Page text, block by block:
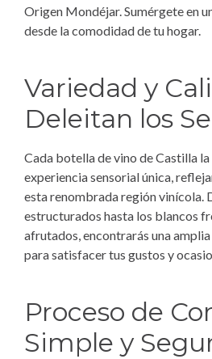
Origen Mondéjar. Sumérgete en
desde la comodidad de tu hogar.
Variedad y
Deleitan los
Cada botella de vino de Castilla
experiencia sensorial única,
esta renombrada región vinícola.
estructurados hasta los blancos
afrutados, encontrarás una
para satisfacer tus gustos y
Proceso de
Simple y